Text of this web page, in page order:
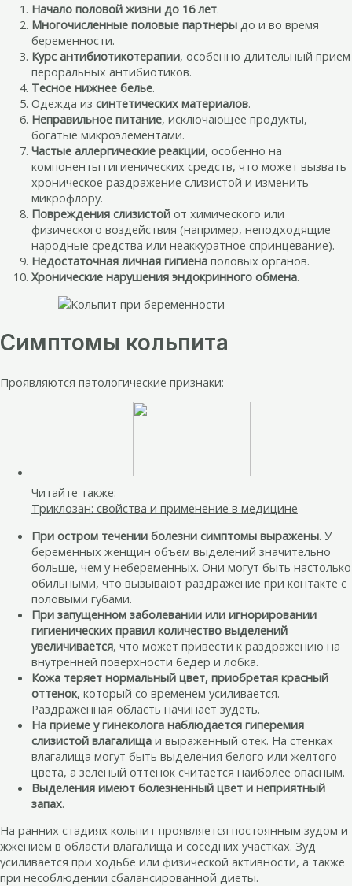
Начало половой жизни до 16 лет.
Многочисленные половые партнеры до и во время
беременности.
Курс антибиотикотерапии, особенно длительный прием
пероральных антибиотиков.
Тесное нижнее белье.
Одежда из синтетических материалов.
Неправильное питание, исключающее продукты,
богатые микроэлементами.
Частые аллергические реакции, особенно на
компоненты гигиенических средств, что может вызвать
хроническое раздражение слизистой и изменить
микрофлору.
Повреждения слизистой от химического или
физического воздействия (например, неподходящие
народные средства или неаккуратное спринцевание).
Недостаточная личная гигиена половых органов.
Хронические нарушения эндокринного обмена.
Симптомы кольпита
Проявляются патологические признаки:
Читайте также:
Триклозан: свойства и применение в медицине
При остром течении болезни симптомы выражены. У
беременных женщин объем выделений значительно
больше, чем у небеременных. Они могут быть настолько
обильными, что вызывают раздражение при контакте с
половыми губами.
При запущенном заболевании или игнорировании
гигиенических правил количество выделений
увеличивается, что может привести к раздражению на
внутренней поверхности бедер и лобка.
Кожа теряет нормальный цвет, приобретая красный
оттенок, который со временем усиливается.
Раздраженная область начинает зудеть.
На приеме у гинеколога наблюдается гиперемия
слизистой влагалища и выраженный отек. На стенках
влагалища могут быть выделения белого или желтого
цвета, а зеленый оттенок считается наиболее опасным.
Выделения имеют болезненный цвет и неприятный
запах.
На ранних стадиях кольпит проявляется постоянным зудом и
жжением в области влагалища и соседних участках. Зуд
усиливается при ходьбе или физической активности, а также
при несоблюдении сбалансированной диеты.